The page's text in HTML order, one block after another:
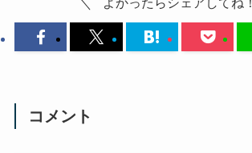
コメント